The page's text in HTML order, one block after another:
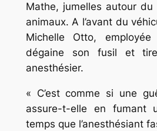
Mathe, jumelles autour
animaux. A l’avant du
Michelle Otto,
dégaine son fusil et
anesthésier.
« C’est comme si une
assure-t-elle en fumant
temps que l’anesthésiant